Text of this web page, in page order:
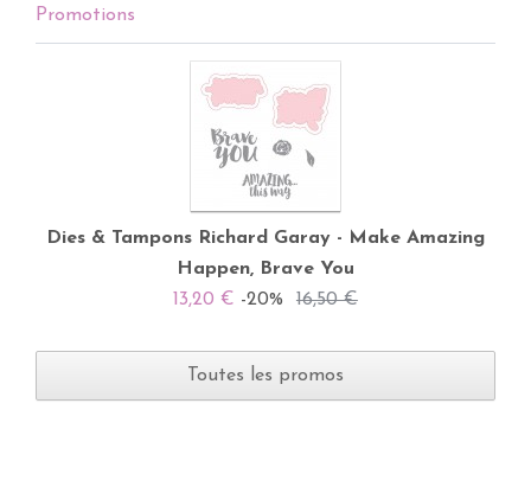
Promotions
Dies & Tampons Richard Garay - Make Amazing
Happen, Brave You
13,20 € -20% 16,50 €
Toutes les promos